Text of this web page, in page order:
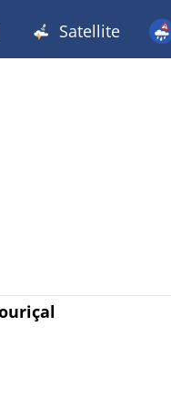
Satellite